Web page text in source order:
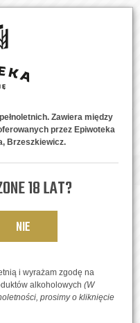
0
Zawiera między
przez Epiwoteka
Brzeszkiewicz.
18 LAT?
NIE
i wyrażam zgodę na
alkoholowych (W
prosimy o kliknięcie